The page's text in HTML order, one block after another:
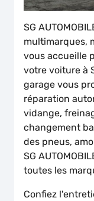
SG
multimarques,
vous accueille
votre voiture à
garage vous
réparation
vidange,
changement
des pneus,
SG
toutes les
Confiez